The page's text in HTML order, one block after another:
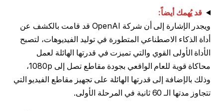
قد يُهمك أيضاً:
ويجدر الإشارة إلى أن شركة OpenAI قد قامت بالكشف عن
أداة الذكاء الاصطناعي المتطورة في توليد الفيديوهات، لتصبح
الأداة الأولى القوي والتي تميزت في قدرتها الهائلة لعمل
محاكاة قوية للعام الواقعي بجودة مقاطع تصل إلى 1080p،
وذلك بالإضافة إلى قدرتها الهائلة على تجهيز مقاطع الفيديو التي
تتجاوز مدتها الـ 60 ثانية في المرحلة الأولى.